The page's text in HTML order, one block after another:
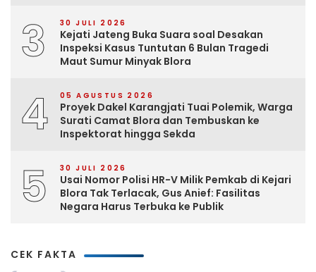
3 30 JULI 2026
Kejati Jateng Buka Suara soal Desakan
Inspeksi Kasus Tuntutan 6 Bulan Tragedi
Maut Sumur Minyak Blora
4 05 AGUSTUS 2026
Proyek Dakel Karangjati Tuai Polemik, Warga
Surati Camat Blora dan Tembuskan ke
Inspektorat hingga Sekda
5 30 JULI 2026
Usai Nomor Polisi HR-V Milik Pemkab di Kejari
Blora Tak Terlacak, Gus Anief: Fasilitas
Negara Harus Terbuka ke Publik
CEK FAKTA